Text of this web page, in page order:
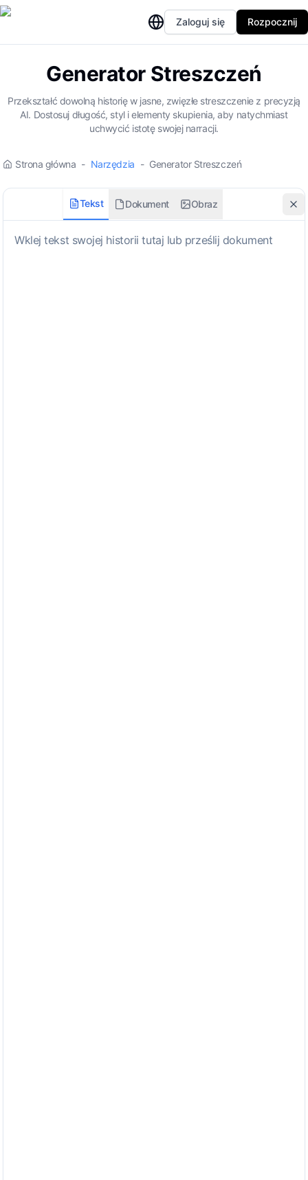
Zaloguj się Rozpocznij
Generator Streszczeń
Przekształć dowolną historię w jasne, zwięzłe streszczenie z precyzją
AI. Dostosuj długość, styl i elementy skupienia, aby natychmiast
uchwycić istotę swojej narracji.
Strona główna - Narzędzia - Generator Streszczeń
Tekst Dokument Obraz